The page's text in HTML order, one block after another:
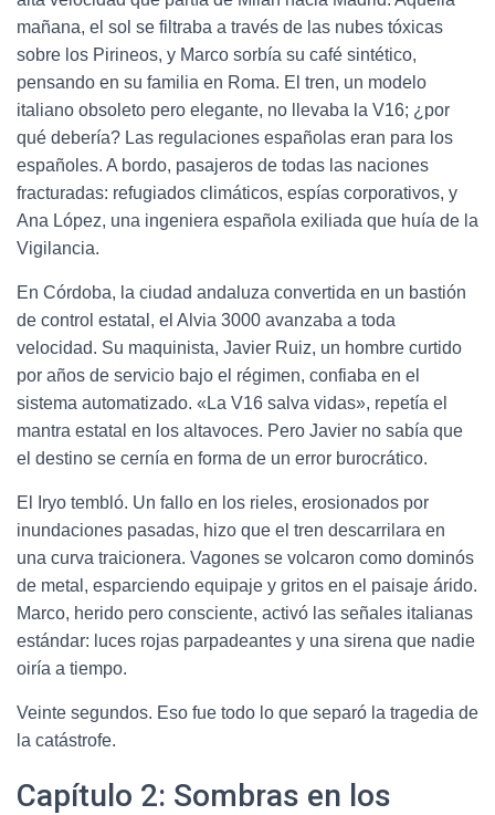
mañana, el sol se filtraba a través de las nubes tóxicas
sobre los Pirineos, y Marco sorbía su café sintético,
pensando en su familia en Roma. El tren, un modelo
italiano obsoleto pero elegante, no llevaba la V16; ¿por
qué debería? Las regulaciones españolas eran para los
españoles. A bordo, pasajeros de todas las naciones
fracturadas: refugiados climáticos, espías corporativos, y
Ana López, una ingeniera española exiliada que huía de la
Vigilancia.
En Córdoba, la ciudad andaluza convertida en un bastión
de control estatal, el Alvia 3000 avanzaba a toda
velocidad. Su maquinista, Javier Ruiz, un hombre curtido
por años de servicio bajo el régimen, confiaba en el
sistema automatizado. «La V16 salva vidas», repetía el
mantra estatal en los altavoces. Pero Javier no sabía que
el destino se cernía en forma de un error burocrático.
El Iryo tembló. Un fallo en los rieles, erosionados por
inundaciones pasadas, hizo que el tren descarrilara en
una curva traicionera. Vagones se volcaron como dominós
de metal, esparciendo equipaje y gritos en el paisaje árido.
Marco, herido pero consciente, activó las señales italianas
estándar: luces rojas parpadeantes y una sirena que nadie
oiría a tiempo.
Veinte segundos. Eso fue todo lo que separó la tragedia de
la catástrofe.
Capítulo 2: Sombras en los